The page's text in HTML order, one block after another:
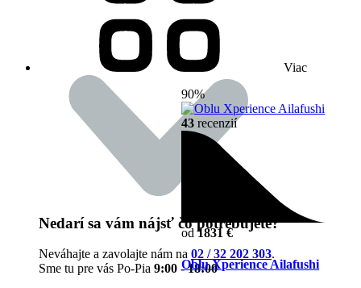
Viac
Nedarí sa vám nájsť čo potrebujete?
Neváhajte a zavolajte nám na 02 / 32 202 303.
Sme tu pre vás Po-Pia 9:00 - 18:00
90%
43 recenzií
od1831 €
Oblu Xperience Ailafushi